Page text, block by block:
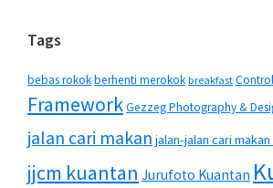
Tags
bebas rokokberhenti merokok breakfast
FrameworkGezzeg Photography &
jalan cari makan jalan-jalan cari
jjcm kuantan Jurufoto Kuantan